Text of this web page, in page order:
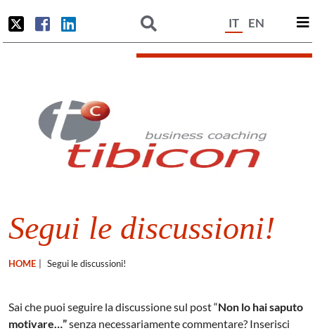
IT EN
Segui le discussioni!
HOME Segui le discussioni!
Sai che puoi seguire la discussione sul post “Non lo hai saputo
motivare…”senza necessariamente commentare? Inserisci